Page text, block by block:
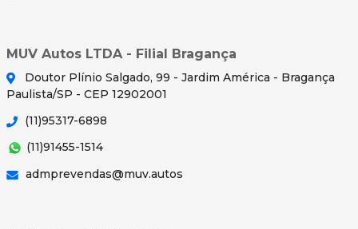
MUV Autos LTDA - Filial Bragança
Doutor Plínio Salgado, 99 - Jardim América - Bragança
Paulista/SP - CEP 12902001
(11)95317-6898
(11)91455-1514
admprevendas@muv.autos